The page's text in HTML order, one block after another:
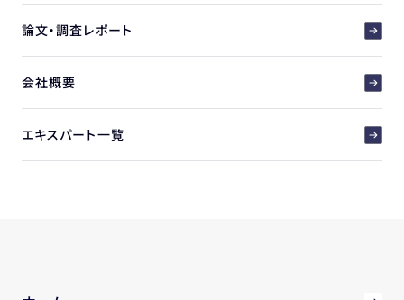
論文・調査レポート
会社概要
エキスパート一覧